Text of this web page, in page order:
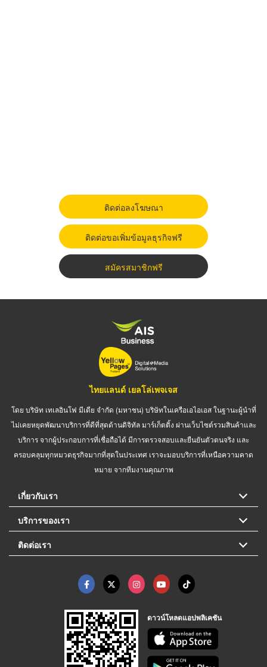
ติดต่อลงโฆษณา
ติดต่อขอเพิ่มข้อมูลธุรกิจฟรี
สมัครสมาชิกฟรี
ไทยแลนด์ เยลโล่เพจเจส
โดย บริษัท เทเลอินโฟ มีเดีย จำกัด (มหาชน) บริษัทในเครือเอไอเอส ในฐานะผู้นำที่
ไม่เคยหยุดพัฒนาบริการที่ดีที่สุดด้านดิจิทัล มาร์เก็ตติ้ง ผ่านเว็บไซต์รวมสินค้าและ
บริการ จากผู้ประกอบการที่เชื่อถือได้ มีการตรวจสอบและยืนยันตัวตนจริง และ
ครอบคลุมทุกหมวดธุรกิจมากที่สุดในประเทศ เราจะมอบบริการที่เหนือความคาด
หมาย จากทีมงานคุณภาพ
เกี่ยวกับเรา
บริการของเรา
ติดต่อเรา
ดาวน์โหลดแอปพลิเคชัน